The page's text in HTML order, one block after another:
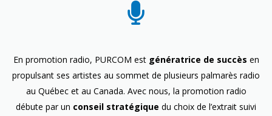
En promotion radio, PURCOM est génératrice de succès en
propulsant ses artistes au sommet de plusieurs palmarès radio
au Québec et au Canada. Avec nous, la promotion radio
débute par un conseil stratégique du choix de l’extrait suivi